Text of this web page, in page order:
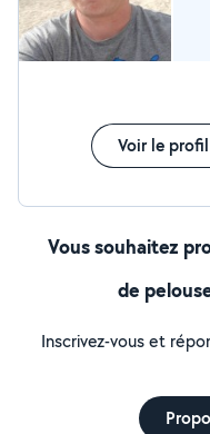
Voir le profil
Vous souhaitez
de
Inscrivez-vous et